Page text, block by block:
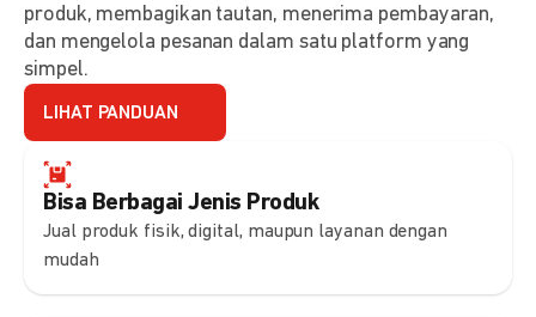
Bisa Berbagai Jenis Produk
Jual produk fisik, digital, maupun layanan dengan
mudah
produk, membagikan tautan, menerima pembayaran,
dan mengelola pesanan dalam satu platform yang
simpel.
LIHAT PANDUAN